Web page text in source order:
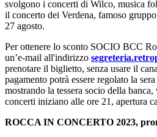
svolgono i concerti di Wilco, musica
il concerto dei Verdena, famoso
27 agosto.
Per ottenere lo sconto SOCIO BCC
un’e-mail all'indirizzo
prenotare il biglietto, senza usare il
pagamento potrà essere regolato la
mostrando la tessera socio della
concerti iniziano alle ore 21, apertura
ROCCA IN CONCERTO 2023,